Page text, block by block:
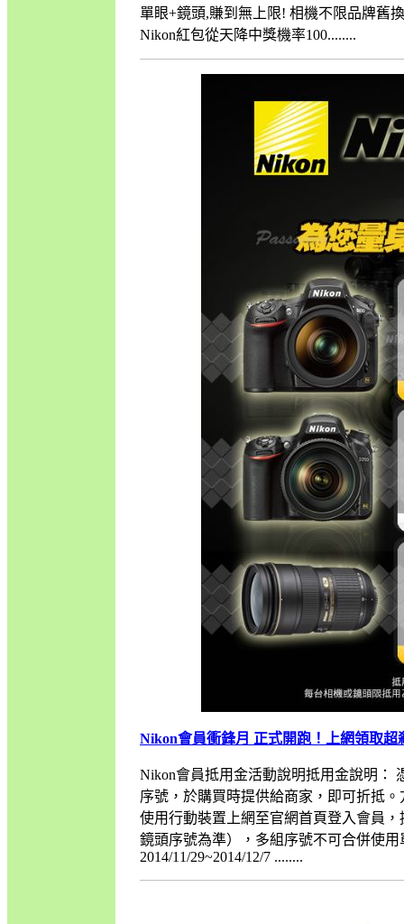
單眼+鏡頭,賺到無上限! 相機不限品牌舊
Nikon紅包從天降中獎機率100........
Nikon會員衝鋒月 正式開跑！上網領取
Nikon會員抵用金活動說明抵用金說明：
序號，於購買時提供給商家，即可折抵
使用行動裝置上網至官網首頁登入會員
鏡頭序號為準），多組序號不可合併使用
2014/11/29~2014/12/7 ........